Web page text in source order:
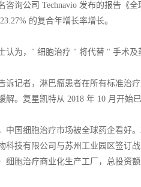
咨询公司 Technavio 发布的报告《
的复合年增长率增长。
认为，" 细胞治疗 " 将代替 " 手术及
诉记者，淋巴瘤患者在所有标准治
解。复星凯特从 2018 年 10 月开始
中国细胞治疗市场被全球药企看好
科技有限公司与苏州工业园区签订
细胞治疗商业化生产工厂，总投资额